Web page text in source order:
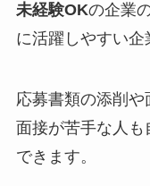
未経験OKの企業
に活躍しやすい企
応募書類の添削や
面接が苦手な人
できます。